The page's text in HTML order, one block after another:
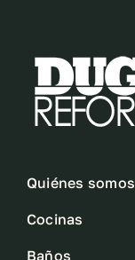
Quiénes somos
Cocinas
Baños